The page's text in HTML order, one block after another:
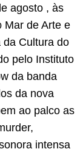
agosto , às
Mar de Arte e
Cultura do
pelo Instituto
da banda
da nova
ao palco as
intensa